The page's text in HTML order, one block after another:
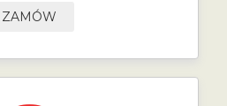
ZAMÓW